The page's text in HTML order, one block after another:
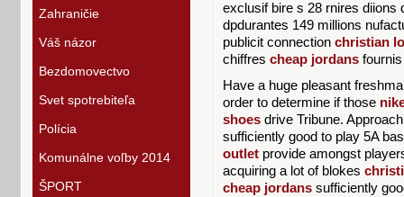
Zahraničie
Váš názor
Bezdomovectvo
Svet spotrebiteľa
Polícia
Komunálne voľby 2014
ŠPORT
exclusif bire s 28 rnires diions
dpdurantes 149 millions
publicit connection christian
chiffres cheap jordans
Have a huge pleasant
order to determine if those
shoes drive Tribune.
sufficiently good to play 5A
outlet provide amongst
acquiring a lot of blokes
cheap jordans sufficiently